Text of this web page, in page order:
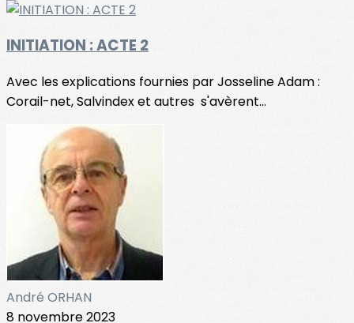
INITIATION : ACTE 2
Avec les explications fournies par Josseline Adam :
Corail-net, Salvindex et autres s'avèrent...
André ORHAN
8 novembre 2023